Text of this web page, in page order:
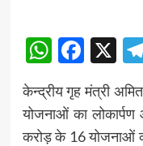
X
केन्द्रीय गृह मंत्री
योजनाओं का
करोड़ के 16 योजनाओं